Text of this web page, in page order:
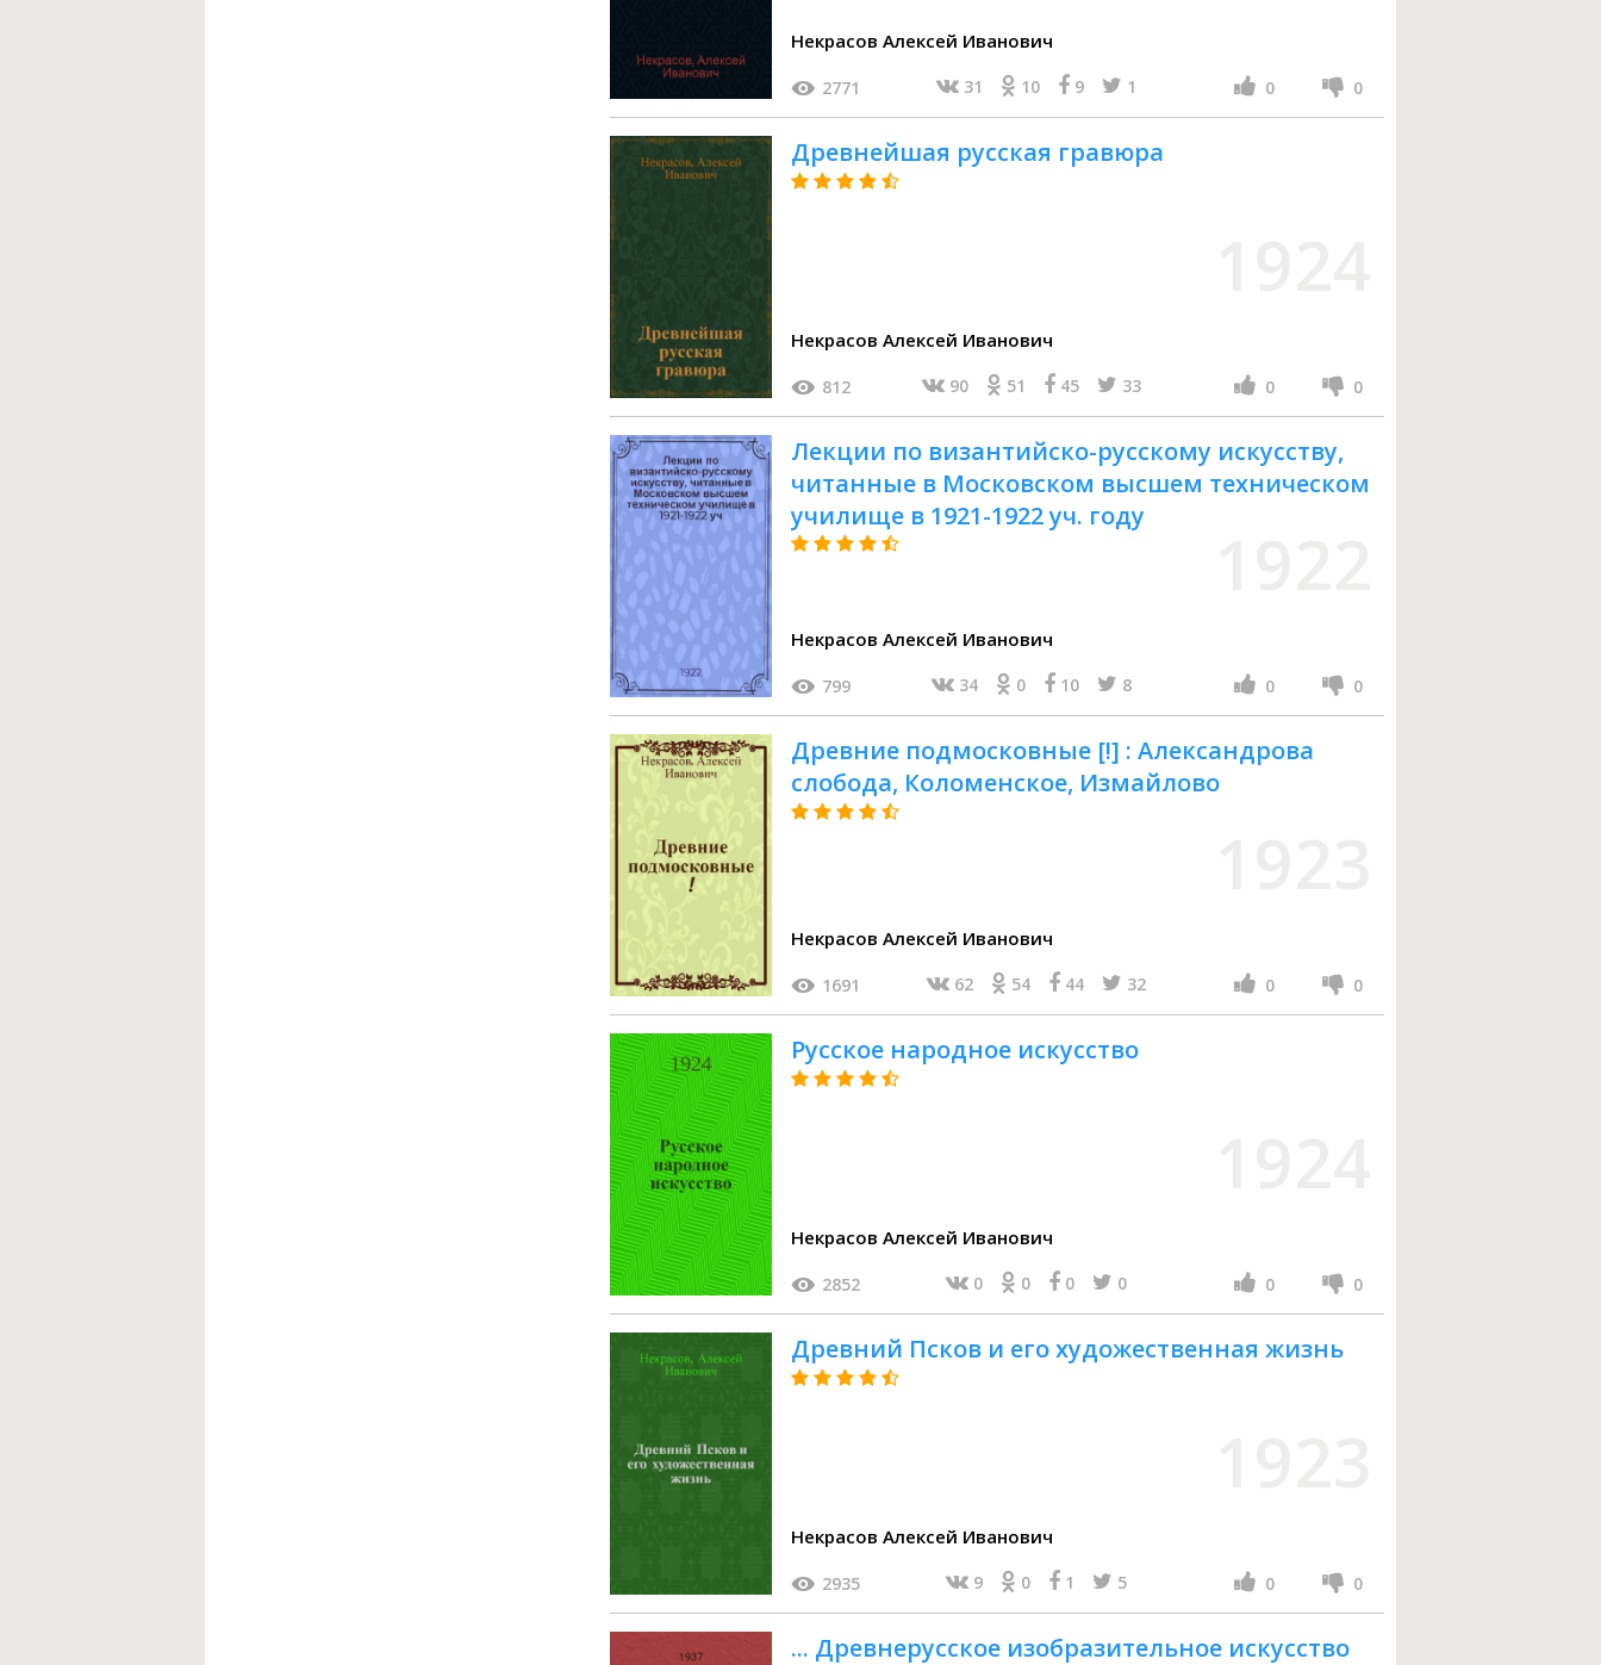
Некрасов Алексей Иванович
2771 31 10 9 1 0 0
Древнейшая русская гравюра
Некрасов Алексей Иванович
812 90 51 45 33 0 0
Лекции по византийско-русскому искусству,
читанные в Московском высшем техническом
училище в 1921-1922 уч. году
Некрасов Алексей Иванович
799 34 0 10 8 0 0
Древние подмосковные [!] : Александрова
слобода, Коломенское, Измайлово
Некрасов Алексей Иванович
1691 62 54 44 32 0 0
Русское народное искусство
Некрасов Алексей Иванович
2852 0 0 0 0 0 0
Древний Псков и его художественная жизнь
Некрасов Алексей Иванович
2935 9 0 1 5 0 0
... Древнерусское изобразительное искусство